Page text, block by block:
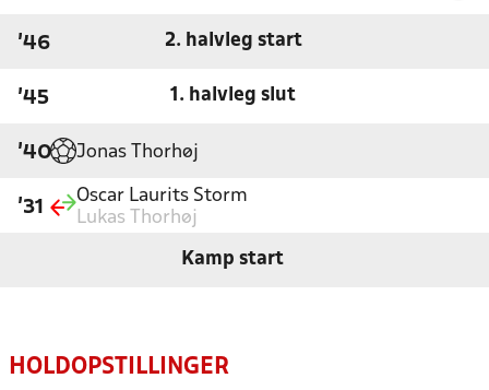
'46 2. halvleg start
'45 1. halvleg slut
'40 Jonas Thorhøj
'31
Oscar Laurits Storm
Lukas Thorhøj
Kamp start
HOLDOPSTILLINGER